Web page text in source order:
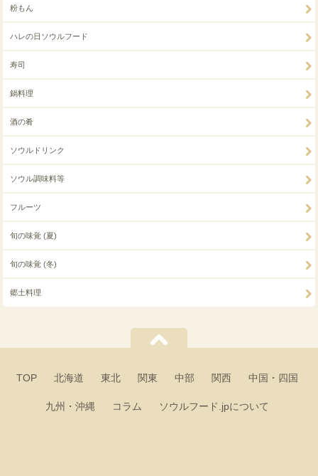
粉もん
ハレの日ソウルフード
寿司
鍋料理
酒の肴
ソウルドリンク
ソウル調味料等
フルーツ
旬の味覚 (夏)
旬の味覚 (冬)
郷土料理
TOP 北海道 東北 関東 中部 関西 中国・四国
九州・沖縄 コラム ソウルフード.jpについて